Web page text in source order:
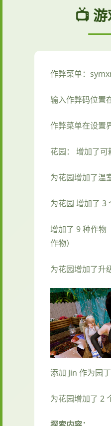
📺
作弊菜单：
输入作弊码位置
作弊菜单在设置
花园： 增加了可
为花园增加了温
为花园 增加了 3
增加了 9 种作物
作物）
为花园增加了升
添加 Jin 作为园丁
为花园增加了 2